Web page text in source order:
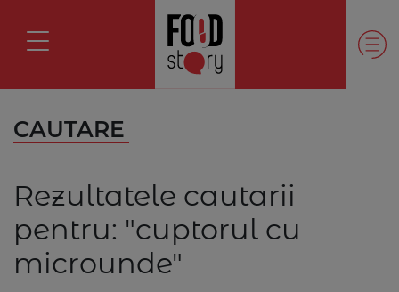
CAUTARE
Rezultatele cautarii
pentru: "cuptorul cu
microunde"